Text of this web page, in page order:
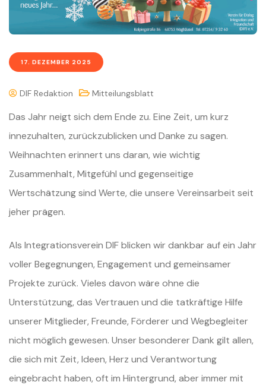
17. DEZEMBER 2025
DIF Redaktion Mitteilungsblatt
Das Jahr neigt sich dem Ende zu. Eine Zeit, um kurz
innezuhalten, zurückzublicken und Danke zu sagen.
Weihnachten erinnert uns daran, wie wichtig
Zusammenhalt, Mitgefühl und gegenseitige
Wertschätzung sind Werte, die unsere Vereinsarbeit seit
jeher prägen.
Als Integrationsverein DIF blicken wir dankbar auf ein Jahr
voller Begegnungen, Engagement und gemeinsamer
Projekte zurück. Vieles davon wäre ohne die
Unterstützung, das Vertrauen und die tatkräftige Hilfe
unserer Mitglieder, Freunde, Förderer und Wegbegleiter
nicht möglich gewesen. Unser besonderer Dank gilt allen,
die sich mit Zeit, Ideen, Herz und Verantwortung
eingebracht haben, oft im Hintergrund, aber immer mit